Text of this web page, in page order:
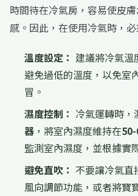
時間待在冷氣房，容易使皮
感。因此，在使用冷氣時，必
溫度設定： 建議將冷氣溫
避免過低的溫度，以免室
冒。
濕度控制： 冷氣運轉時，
器 ，將室內濕度維持在
監測室內濕度，並根據實
避免直吹： 不要讓冷氣直
風向調節功能，或者將寶